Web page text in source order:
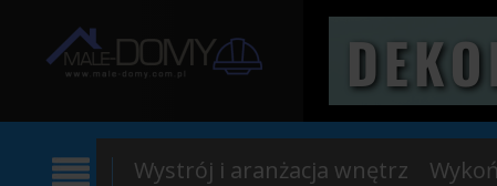
Wystrój i aranżacja wnętrz